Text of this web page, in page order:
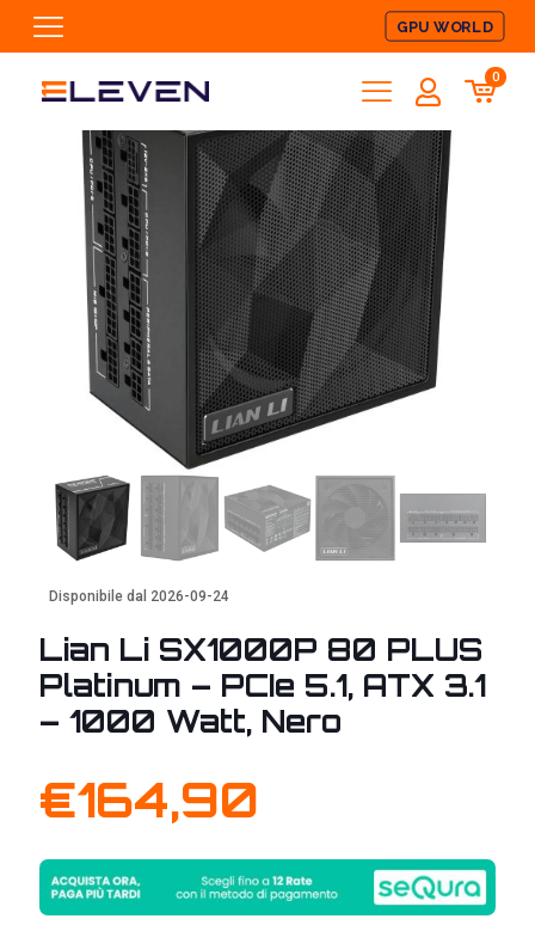
GPU WORLD
0
Disponibile dal 2026-09-24
Lian Li SX1000P 80 PLUS
Platinum – PCIe 5.1, ATX 3.1
– 1000 Watt, Nero
€164,90